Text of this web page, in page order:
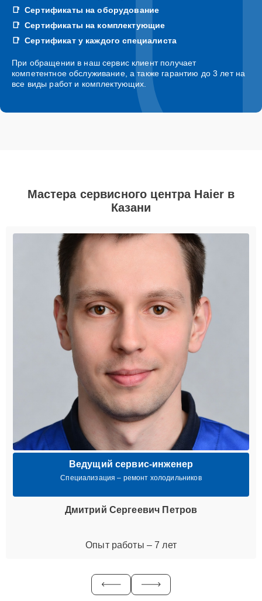
Сертификаты на оборудование
Сертификаты на комплектующие
Сертификат у каждого специалиста
При обращении в наш сервис клиент получает
компетентное обслуживание, а также гарантию до 3 лет на
все виды работ и комплектующих.
Мастера сервисного центра Haier в
Казани
Ведущий сервис-инженер
Специализация – ремонт холодильников
Дмитрий Сергеевич Петров
Опыт работы – 7 лет